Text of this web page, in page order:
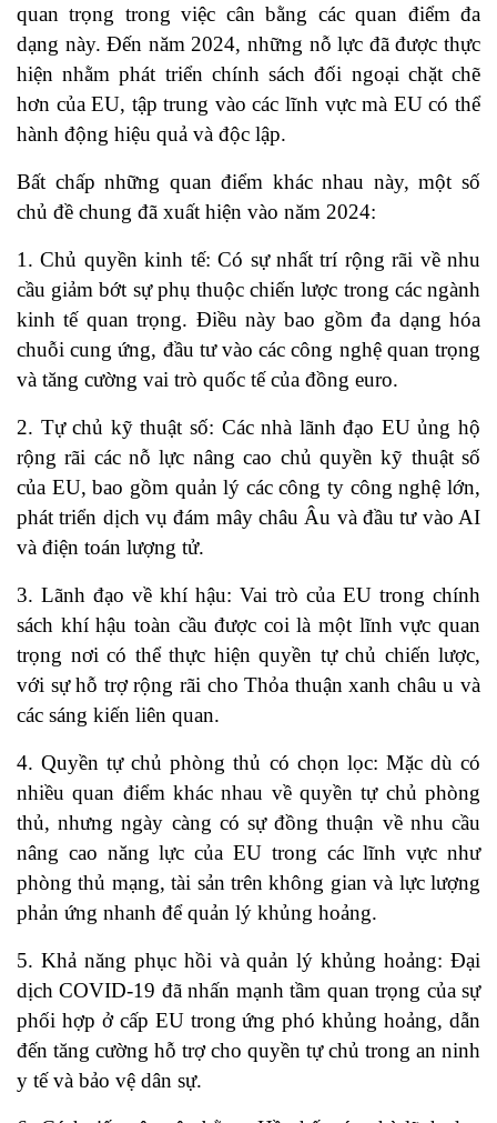
quan trọng trong việc cân bằng các quan điểm đa
dạng này. Đến năm 2024, những nỗ lực đã được thực
hiện nhằm phát triển chính sách đối ngoại chặt chẽ
hơn của EU, tập trung vào các lĩnh vực mà EU có thể
hành động hiệu quả và độc lập.
Bất chấp những quan điểm khác nhau này, một số
chủ đề chung đã xuất hiện vào năm 2024:
1. Chủ quyền kinh tế: Có sự nhất trí rộng rãi về nhu
cầu giảm bớt sự phụ thuộc chiến lược trong các ngành
kinh tế quan trọng. Điều này bao gồm đa dạng hóa
chuỗi cung ứng, đầu tư vào các công nghệ quan trọng
và tăng cường vai trò quốc tế của đồng euro.
2. Tự chủ kỹ thuật số: Các nhà lãnh đạo EU ủng hộ
rộng rãi các nỗ lực nâng cao chủ quyền kỹ thuật số
của EU, bao gồm quản lý các công ty công nghệ lớn,
phát triển dịch vụ đám mây châu Âu và đầu tư vào AI
và điện toán lượng tử.
3. Lãnh đạo về khí hậu: Vai trò của EU trong chính
sách khí hậu toàn cầu được coi là một lĩnh vực quan
trọng nơi có thể thực hiện quyền tự chủ chiến lược,
với sự hỗ trợ rộng rãi cho Thỏa thuận xanh châu u và
các sáng kiến ​​liên quan.
4. Quyền tự chủ phòng thủ có chọn lọc: Mặc dù có
nhiều quan điểm khác nhau về quyền tự chủ phòng
thủ, nhưng ngày càng có sự đồng thuận về nhu cầu
nâng cao năng lực của EU trong các lĩnh vực như
phòng thủ mạng, tài sản trên không gian và lực lượng
phản ứng nhanh để quản lý khủng hoảng.
5. Khả năng phục hồi và quản lý khủng hoảng: Đại
dịch COVID-19 đã nhấn mạnh tầm quan trọng của sự
phối hợp ở cấp EU trong ứng phó khủng hoảng, dẫn
đến tăng cường hỗ trợ cho quyền tự chủ trong an ninh
y tế và bảo vệ dân sự.